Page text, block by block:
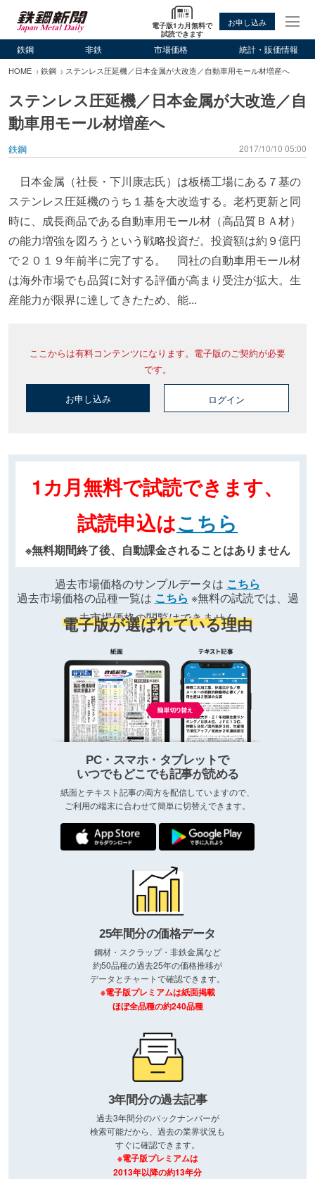
電子版1カ月無料で
試読できます
お申し込み
鉄鋼 非鉄 市場価格 統計・販価情報
HOME 鉄鋼 ステンレス圧延機／日本金属が大改造／自動車用モール材増産へ
ステンレス圧延機／日本金属が大改造／自
動車用モール材増産へ
鉄鋼 2017/10/10 05:00
日本金属（社長・下川康志氏）は板橋工場にある７基の
ステンレス圧延機のうち１基を大改造する。老朽更新と同
時に、成長商品である自動車用モール材（高品質ＢＡ材）
の能力増強を図ろうという戦略投資だ。投資額は約９億円
で２０１９年前半に完了する。 同社の自動車用モール材
は海外市場でも品質に対する評価が高まり受注が拡大。生
産能力が限界に達してきたため、能...
ここからは有料コンテンツになります。電子版のご契約が必要
です。
お申し込み ログイン
1カ月無料で試読できます、
試読申込はこちら
※無料期間終了後、自動課金されることはありません
過去市場価格のサンプルデータは こちら
過去市場価格の品種一覧は こちら ※無料の試読では、過
去市場価格の閲覧はできません
電子版が選ばれている理由
PC・スマホ・タブレットで
いつでもどこでも記事が読める
紙面とテキスト記事の両方を配信していますので、
ご利用の端末に合わせて簡単に切替えできます。
25年間分の価格データ
鋼材・スクラップ・非鉄金属など
約50品種の過去25年の価格推移が
データとチャートで確認できます。
※電子版プレミアムは紙面掲載
ほぼ全品種の約240品種
3年間分の過去記事
過去3年間分のバックナンバーが
検索可能だから、過去の業界状況も
すぐに確認できます。
※電子版プレミアムは
2013年以降の約13年分